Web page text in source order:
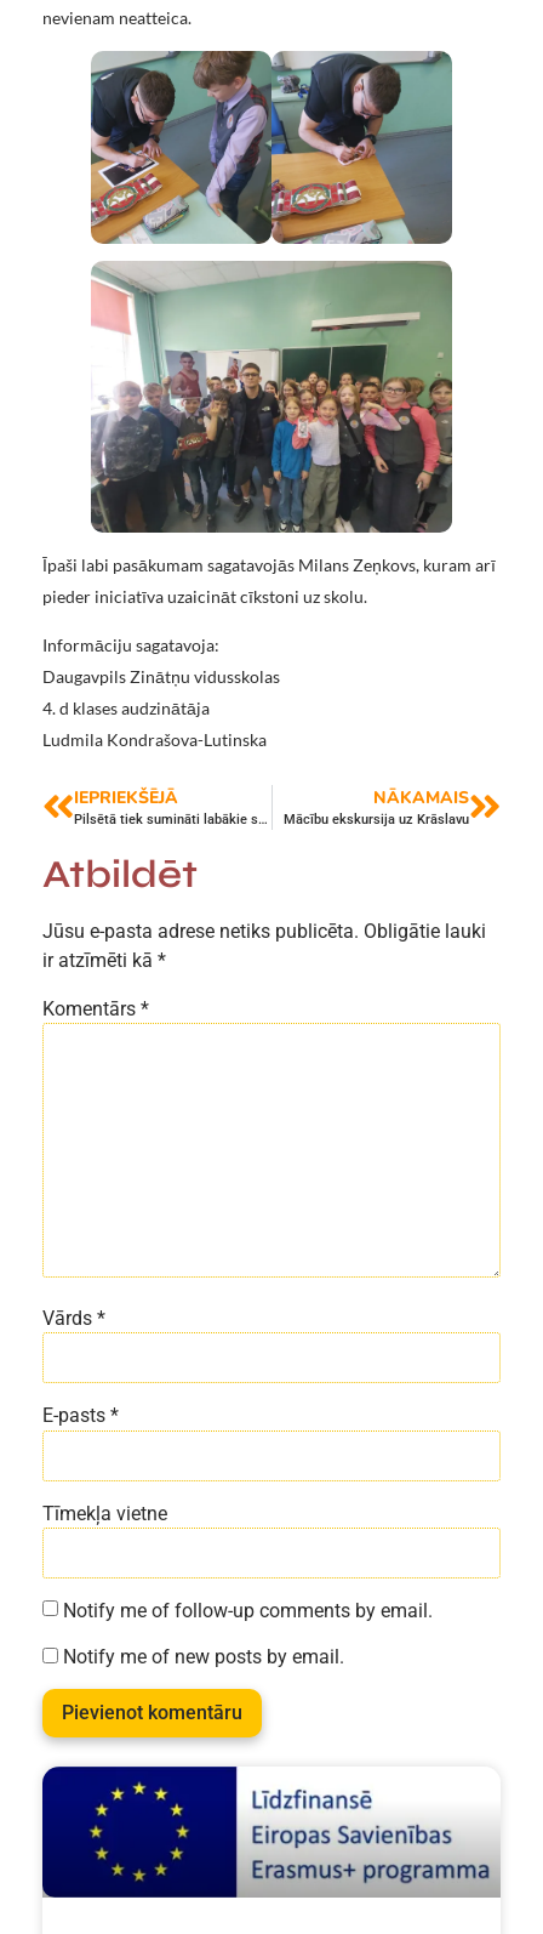
nevienam neatteica.
Īpaši labi pasākumam sagatavojās Milans Zeņkovs, kuram arī
pieder iniciatīva uzaicināt cīkstoni uz skolu.
Informāciju sagatavoja:
Daugavpils Zinātņu vidusskolas
4. d klases audzinātāja
Ludmila Kondrašova-Lutinska
IEPRIEKŠĒJĀ
Pilsētā tiek sumināti labākie skolēni un skolotāji
NĀKAMAIS
Mācību ekskursija uz Krāslavu
Atbildēt
Jūsu e-pasta adrese netiks publicēta. Obligātie lauki
ir atzīmēti kā *
Komentārs *
Vārds *
E-pasts *
Tīmekļa vietne
Notify me of follow-up comments by email.
Notify me of new posts by email.